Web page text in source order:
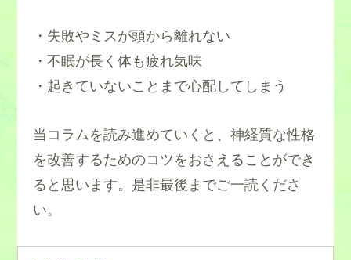
・失敗やミスが頭から離れない
・不眠が長く体も疲れ気味
・起きていないことまで心配してしまう
当コラムを読み進めていくと、神経質な性格
を改善するためのコツをおさえることができ
ると思います。是非最後までご一読くださ
い。